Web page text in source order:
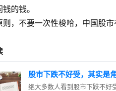
的钱。
则，不要一次性梭哈，中国股市
股市下跌不好受，其实是
绝大多数人看到股市下跌不好